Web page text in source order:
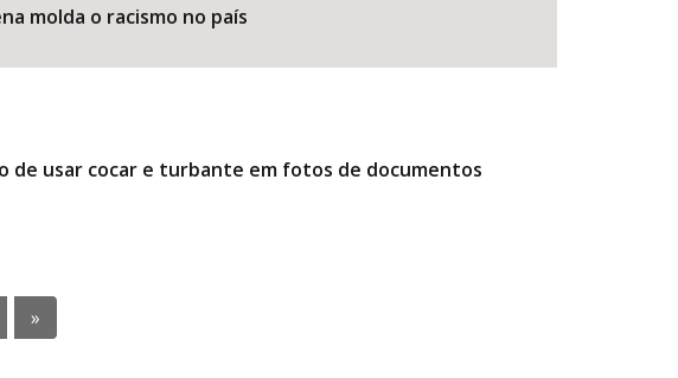
molda o racismo no país
de usar cocar e turbante em fotos de documentos
»